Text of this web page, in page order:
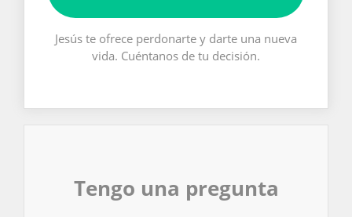
Jesús te ofrece perdonarte y darte una nueva
vida. Cuéntanos de tu decisión.
Tengo una pregunta